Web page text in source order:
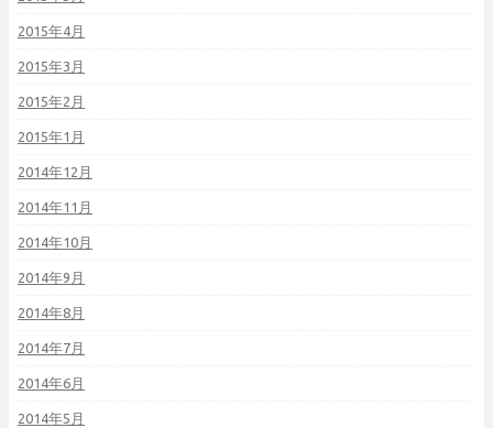
2015年4月
2015年3月
2015年2月
2015年1月
2014年12月
2014年11月
2014年10月
2014年9月
2014年8月
2014年7月
2014年6月
2014年5月